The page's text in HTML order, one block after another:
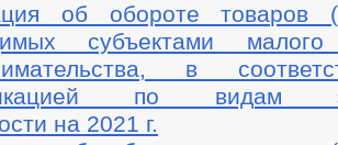
об обороте товаров
субъектами
в
по видам
на 2021 г.